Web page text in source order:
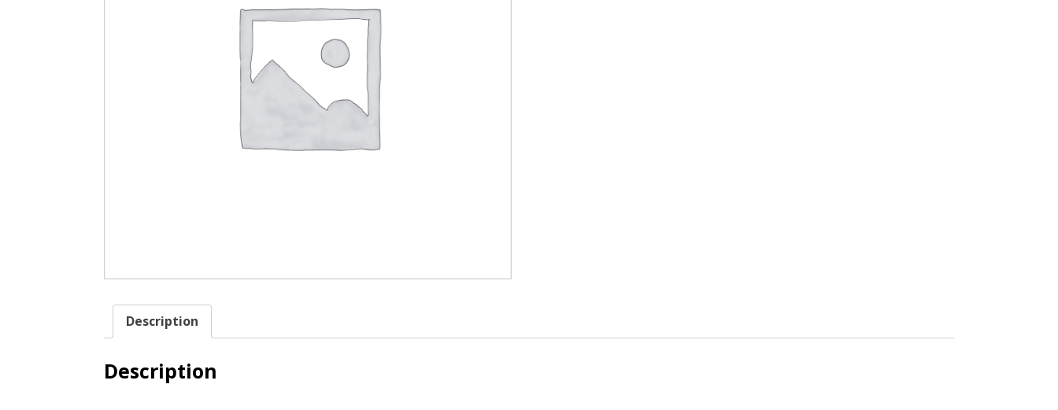
Description
Description